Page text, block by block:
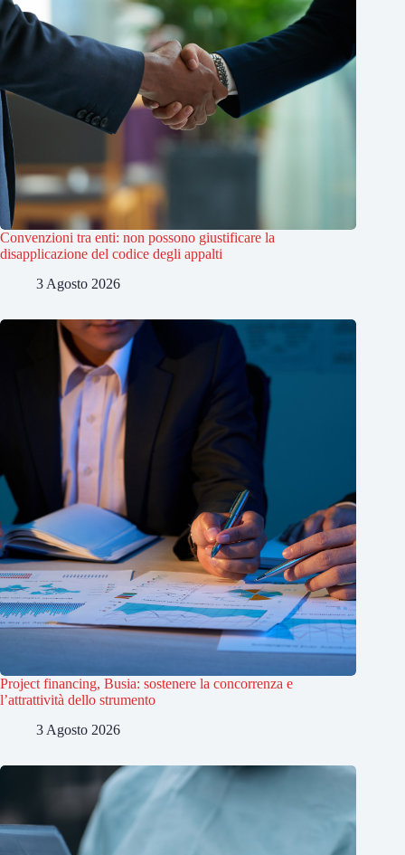
Convenzioni tra enti: non possono giustificare la
disapplicazione del codice degli appalti
3 Agosto 2026
Project financing, Busia: sostenere la concorrenza e
l’attrattività dello strumento
3 Agosto 2026